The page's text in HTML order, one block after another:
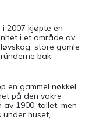
2007 kjøpte en
i et område av
store gamle
bak
en gammel nøkkel
på den vakre
av 1900-tallet, men
huset,